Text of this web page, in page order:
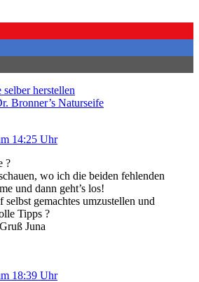
herstellen
Bronner’s Naturseife
14:25 Uhr
?
wo ich die beiden fehlenden
und dann geht’s los!
selbst gemachtes umzustellen und
Tipps ?
Juna
18:39 Uhr